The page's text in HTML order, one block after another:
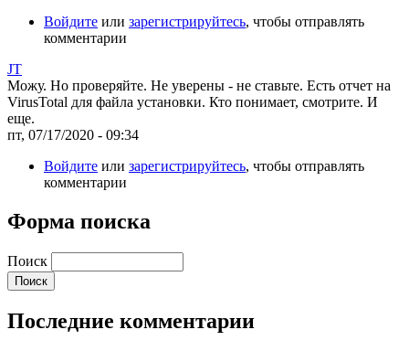
Войдите или зарегистрируйтесь, чтобы отправлять
комментарии
JT
Можу. Но проверяйте. Не уверены - не ставьте. Есть отчет на
VirusTotal для файла установки. Кто понимает, смотрите. И
еще.
пт, 07/17/2020 - 09:34
Войдите или зарегистрируйтесь, чтобы отправлять
комментарии
Форма поиска
Поиск
Последние комментарии